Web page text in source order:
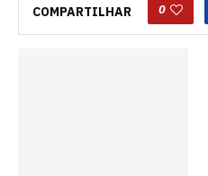
COMPARTILHAR 0